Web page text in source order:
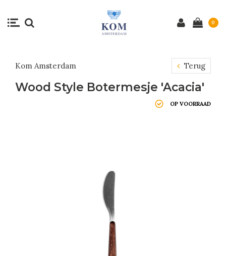
0
Kom Amsterdam Terug
Wood Style Botermesje 'Acacia'
OP VOORRAAD